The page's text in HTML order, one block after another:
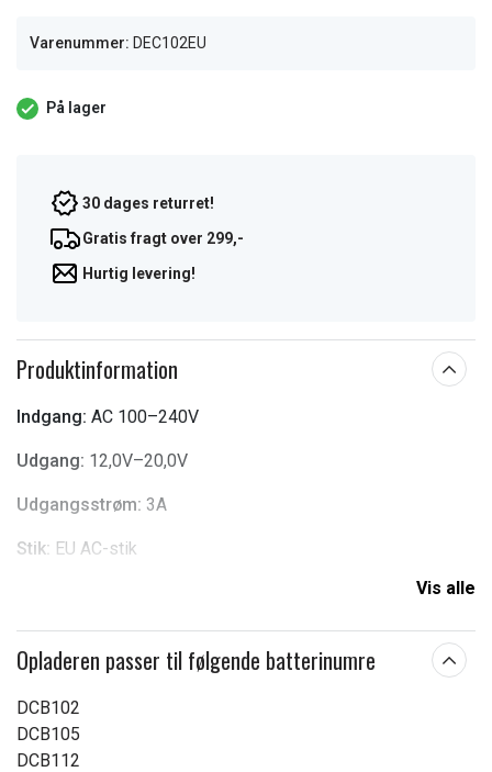
Varenummer: DEC102EU
På lager
30 dages returret!
Gratis fragt over 299,-
Hurtig levering!
Produktinformation
Indgang: AC 100–240V
Udgang: 12,0V–20,0V
Udgangsstrøm: 3A
Stik: EU AC-stik
Vis alle
Opladeren passer til følgende batterinumre
DCB102
DCB105
DCB112